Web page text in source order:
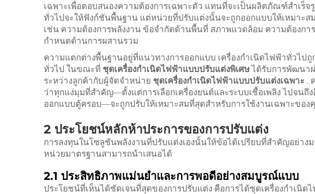
เฉพาะเพื่อตอบสนองความต้องการเฉพาะตัว แทนที่จะเป็นผลิตภัณฑ์สำเร็จ
ทั่วไปจะให้ฟังก์ชันพื้นฐาน แต่หน่วยที่ปรับแต่งนั้นจะถูกออกแบบให้เหมาะส
เช่น ความต้องการพลังงาน ข้อจำกัดด้านพื้นที่ สภาพแวดล้อม ความต้องกา
กำหนดด้านการผสานรวม
ความแตกต่างพื้นฐานอยู่ที่แนวทางการออกแบบ เครื่องกำเนิดไฟฟ้าทั่วไปถู
ทั่วไป ในขณะที่ ชุดเครื่องกำเนิดไฟฟ้าแบบปรับแต่งพิเศษได้รับการพัฒนา
ระหว่างลูกค้ากับผู้จัดจำหน่าย ชุดเครื่องกำเนิดไฟฟ้าแบบปรับแต่งเฉพาะ .
ว่าทุกแง่มุมที่สำคัญ—ตั้งแต่การเลือกเครื่องยนต์และระบบเชื้อเพลิง ไปจนถึ
ออกแบบตู้ครอบ—จะถูกปรับให้เหมาะสมที่สุดสำหรับการใช้งานเฉพาะของ
2 ประโยชน์หลักห้าประการของการปรับแต่ง
การลงทุนในโซลูชันพลังงานที่ปรับแต่งเองนั้นให้ข้อได้เปรียบที่สำคัญอย่างม
หน่วยมาตรฐานสามารถนำเสนอได้
2.1 ประสิทธิภาพแม่นยำและการพอดีอย่างสมบูรณ์แบบ
ประโยชน์ที่เห็นได้ชัดเจนที่สุดของการปรับแต่ง คือการได้ชุดเครื่องกำเนิด